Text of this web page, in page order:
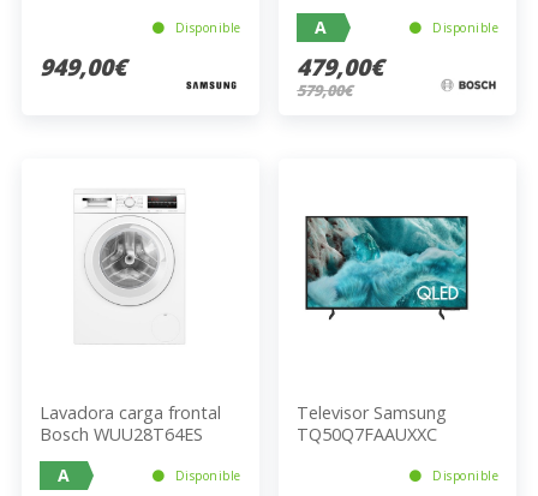
Disponible
949,00€
A
Disponible
479,00€
579,00€
Lavadora carga frontal
Bosch WUU28T64ES
A
Disponible
Televisor Samsung
TQ50Q7FAAUXXC
Disponible